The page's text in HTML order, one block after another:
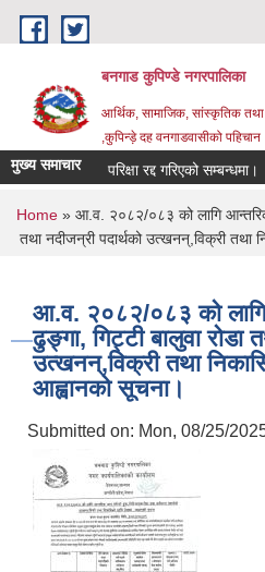
Skip to main content
बनगाड कुपिण्डे नगरपालिका
आर्थिक, सामाजिक, सांस्कृतिक तथा
,कुपिन्ड़े दह वनगाडवासीको पहिचान
मुख्य समाचारपरिक्षा रद्द गरिएको सम्बन्धमा।
You are here
Home » आ.व. २०८२/०८३ को लागि
तथा नदीजन्री पदार्थको उत्खनन्,विक्री तथा
आ.व. २०८२/०८३ को
ढुङ्गा, गिट्टी बालुवा रोडा
उत्खनन्,विक्री तथा
आह्वानको सूचना।
Submitted on: Mon, 08/25/